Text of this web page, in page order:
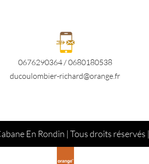
0676290364 / 0680180538
ducoulombier-richard@orange.fr
En Rondin | Tous droits réservés |